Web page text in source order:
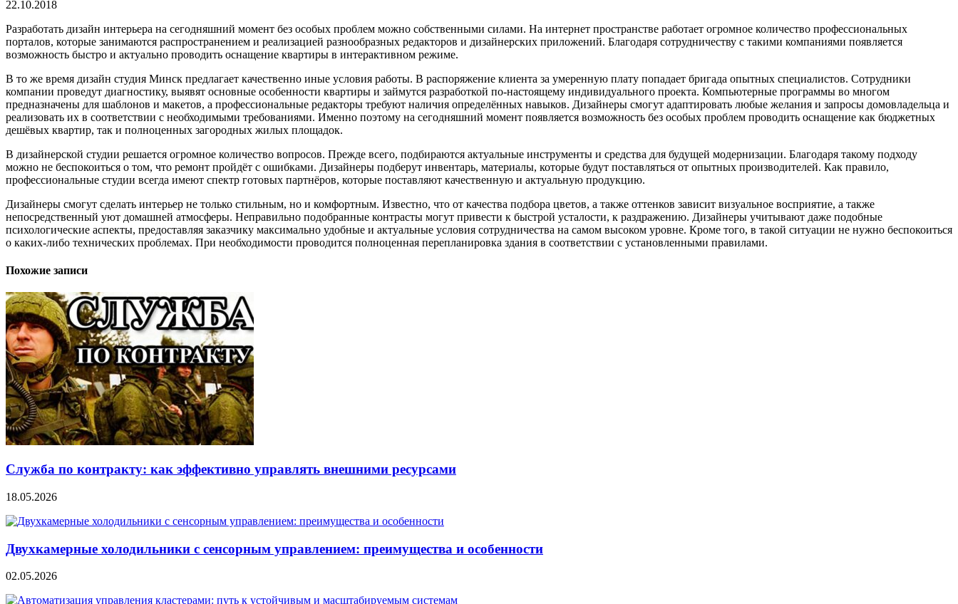
22.10.2018
Разработать дизайн интерьера на сегодняшний момент без особых проблем можно собственными силами. На интернет пространстве работает огромное количество профессиональных
порталов, которые занимаются распространением и реализацией разнообразных редакторов и дизайнерских приложений. Благодаря сотрудничеству с такими компаниями появляется
возможность быстро и актуально проводить оснащение квартиры в интерактивном режиме.
В то же время дизайн студия Минск предлагает качественно иные условия работы. В распоряжение клиента за умеренную плату попадает бригада опытных специалистов. Сотрудники
компании проведут диагностику, выявят основные особенности квартиры и займутся разработкой по-настоящему индивидуального проекта. Компьютерные программы во многом
предназначены для шаблонов и макетов, а профессиональные редакторы требуют наличия определённых навыков. Дизайнеры смогут адаптировать любые желания и запросы домовладельца и
реализовать их в соответствии с необходимыми требованиями. Именно поэтому на сегодняшний момент появляется возможность без особых проблем проводить оснащение как бюджетных
дешёвых квартир, так и полноценных загородных жилых площадок.
В дизайнерской студии решается огромное количество вопросов. Прежде всего, подбираются актуальные инструменты и средства для будущей модернизации. Благодаря такому подходу
можно не беспокоиться о том, что ремонт пройдёт с ошибками. Дизайнеры подберут инвентарь, материалы, которые будут поставляться от опытных производителей. Как правило,
профессиональные студии всегда имеют спектр готовых партнёров, которые поставляют качественную и актуальную продукцию.
Дизайнеры смогут сделать интерьер не только стильным, но и комфортным. Известно, что от качества подбора цветов, а также оттенков зависит визуальное восприятие, а также
непосредственный уют домашней атмосферы. Неправильно подобранные контрасты могут привести к быстрой усталости, к раздражению. Дизайнеры учитывают даже подобные
психологические аспекты, предоставляя заказчику максимально удобные и актуальные условия сотрудничества на самом высоком уровне. Кроме того, в такой ситуации не нужно беспокоиться
о каких-либо технических проблемах. При необходимости проводится полноценная перепланировка здания в соответствии с установленными правилами.
Похожие записи
Служба по контракту: как эффективно управлять внешними ресурсами
18.05.2026
Двухкамерные холодильники с сенсорным управлением: преимущества и особенности
02.05.2026